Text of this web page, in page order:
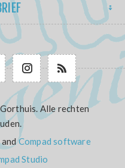
Alle rechten
andCompad software
Studio